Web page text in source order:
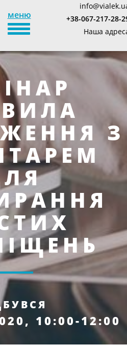
меню
TOGGLE_NAVIGATION
+38-067-217-28-
Наша
З
10:00-12:00